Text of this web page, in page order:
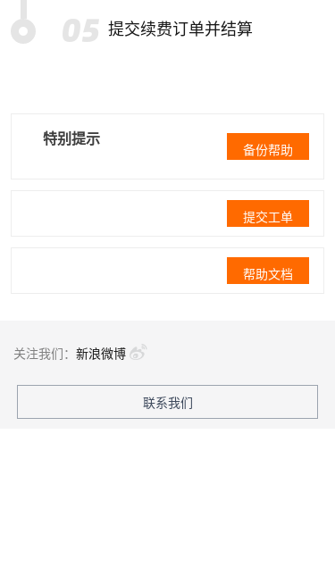
提交续费订单并结算
特别提示
备份帮助
提交工单
帮助文档